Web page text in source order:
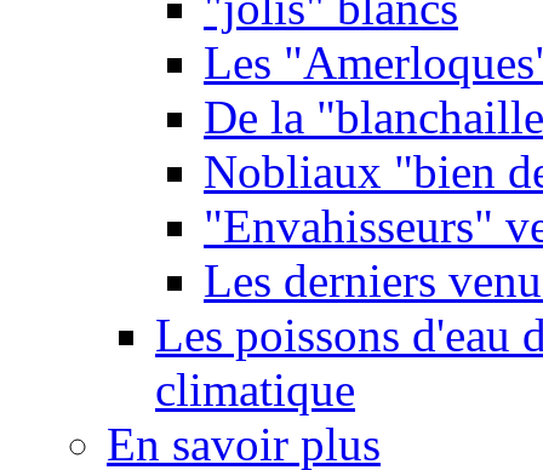
Les
De la
Nobliaux "bien
"Envahisseurs"
Les derniers
Les poissons d'eau
climatique
En savoir plus